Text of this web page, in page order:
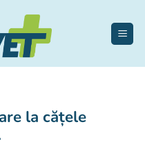
la cățele